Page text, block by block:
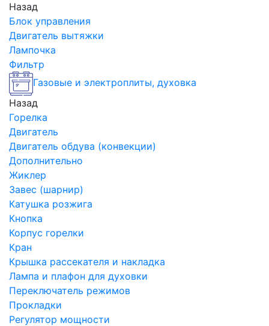
Назад
Блок управления
Двигатель вытяжки
Лампочка
Фильтр
Газовые и электроплиты, духовка
Назад
Горелка
Двигатель
Двигатель обдува (конвекции)
Дополнительно
Жиклер
Завес (шарнир)
Катушка розжига
Кнопка
Корпус горелки
Кран
Крышка рассекателя и накладка
Лампа и плафон для духовки
Переключатель режимов
Прокладки
Регулятор мощности